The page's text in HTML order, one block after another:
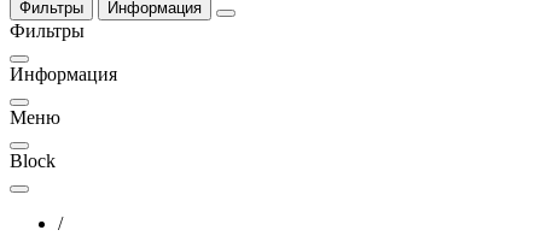
Фильтры Информация
Фильтры
Информация
Меню
Block
/